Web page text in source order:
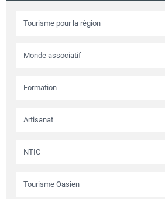
Tourisme pour la région
Monde associatif
Formation
Artisanat
NTIC
Tourisme Oasien